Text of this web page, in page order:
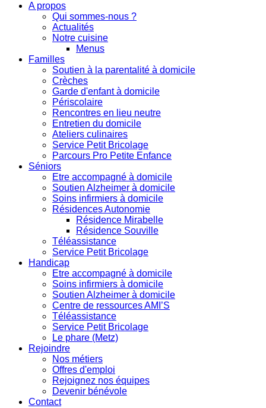
A propos
Qui sommes-nous ?
Actualités
Notre cuisine
Menus
Familles
Soutien à la parentalité à domicile
Crèches
Garde d'enfant à domicile
Périscolaire
Rencontres en lieu neutre
Entretien du domicile
Ateliers culinaires
Service Petit Bricolage
Parcours Pro Petite Enfance
Séniors
Etre accompagné à domicile
Soutien Alzheimer à domicile
Soins infirmiers à domicile
Résidences Autonomie
Résidence Mirabelle
Résidence Souville
Téléassistance
Service Petit Bricolage
Handicap
Etre accompagné à domicile
Soins infirmiers à domicile
Soutien Alzheimer à domicile
Centre de ressources AMI’S
Téléassistance
Service Petit Bricolage
Le phare (Metz)
Rejoindre
Nos métiers
Offres d'emploi
Rejoignez nos équipes
Devenir bénévole
Contact